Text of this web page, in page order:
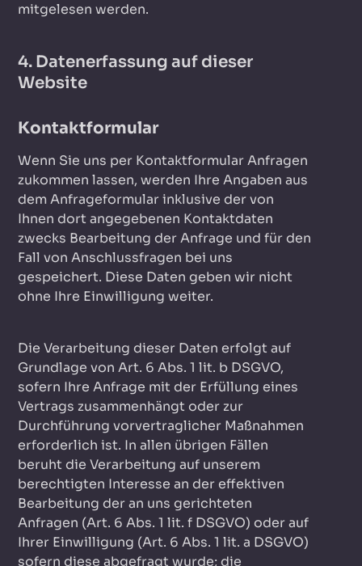
mitgelesen werden.
4. Datenerfassung auf dieser
Website
Kontaktformular
Wenn Sie uns per Kontaktformular Anfragen
zukommen lassen, werden Ihre Angaben aus
dem Anfrageformular inklusive der von
Ihnen dort angegebenen Kontaktdaten
zwecks Bearbeitung der Anfrage und für den
Fall von Anschlussfragen bei uns
gespeichert. Diese Daten geben wir nicht
ohne Ihre Einwilligung weiter.
Die Verarbeitung dieser Daten erfolgt auf
Grundlage von Art. 6 Abs. 1 lit. b DSGVO,
sofern Ihre Anfrage mit der Erfüllung eines
Vertrags zusammenhängt oder zur
Durchführung vorvertraglicher Maßnahmen
erforderlich ist. In allen übrigen Fällen
beruht die Verarbeitung auf unserem
berechtigten Interesse an der effektiven
Bearbeitung der an uns gerichteten
Anfragen (Art. 6 Abs. 1 lit. f DSGVO) oder auf
Ihrer Einwilligung (Art. 6 Abs. 1 lit. a DSGVO)
sofern diese abgefragt wurde; die